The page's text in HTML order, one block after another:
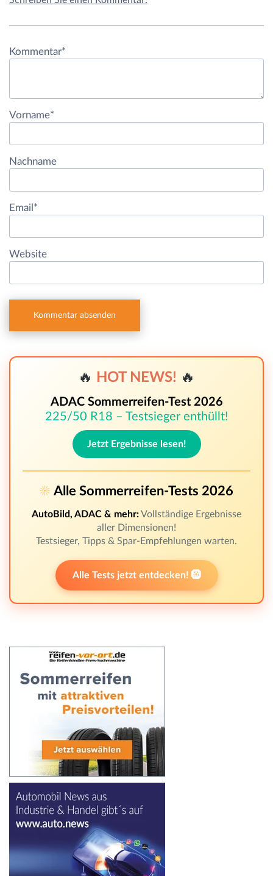
Kommentar*
Vorname*
Nachname
Email *
Website
🔥 HOT NEWS! 🔥
ADAC Sommerreifen-Test 2026
225/50 R18 – Testsieger enthüllt!
Jetzt Ergebnisse lesen!
☀️ Alle Sommerreifen-Tests 2026
AutoBild, ADAC & mehr:Vollständige Ergebnisse
aller Dimensionen!
Testsieger, Tipps & Spar-Empfehlungen warten.
Alle Tests jetzt entdecken! 🛞